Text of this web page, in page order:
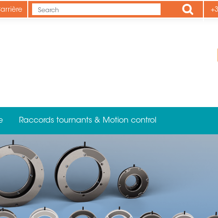
Apply
Raccords tournants & Motion control